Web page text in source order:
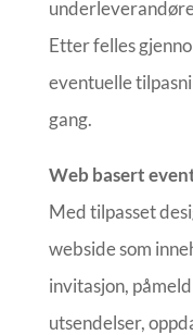
Etter felles
eventuelle
gang.
Web basert
Med tilpasset
webside som
invitasjon,
utsendelser,